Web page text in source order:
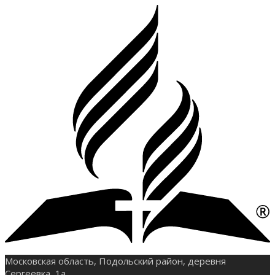
Московская область, Подольский район, деревня